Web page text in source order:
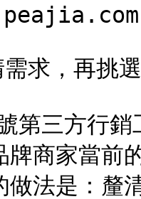
求，再挑
第三方行
牌商家當前
做法是：